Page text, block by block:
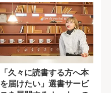
「久々に読書する方へ本
を届けたい」選書サービ